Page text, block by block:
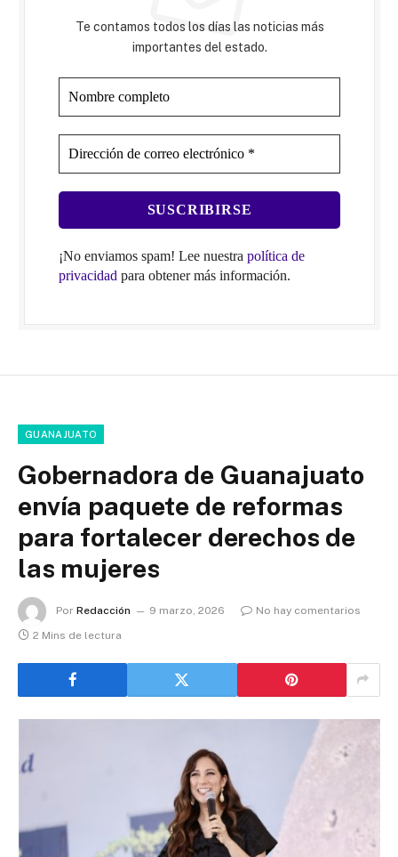
Te contamos todos los días las noticias más
importantes del estado.
¡No enviamos spam! Lee nuestra política de
privacidad para obtener más información.
GUANAJUATO
Gobernadora de Guanajuato
envía paquete de reformas
para fortalecer derechos de
las mujeres
Por Redacción 9 marzo, 2026
No hay comentarios
2 Mins de lectura